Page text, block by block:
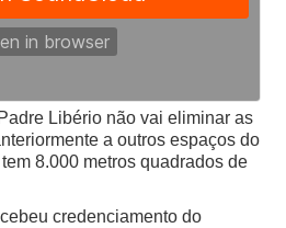
Libério não vai eliminar as
a outros espaços do
8.000 metros quadrados de
credenciamento do